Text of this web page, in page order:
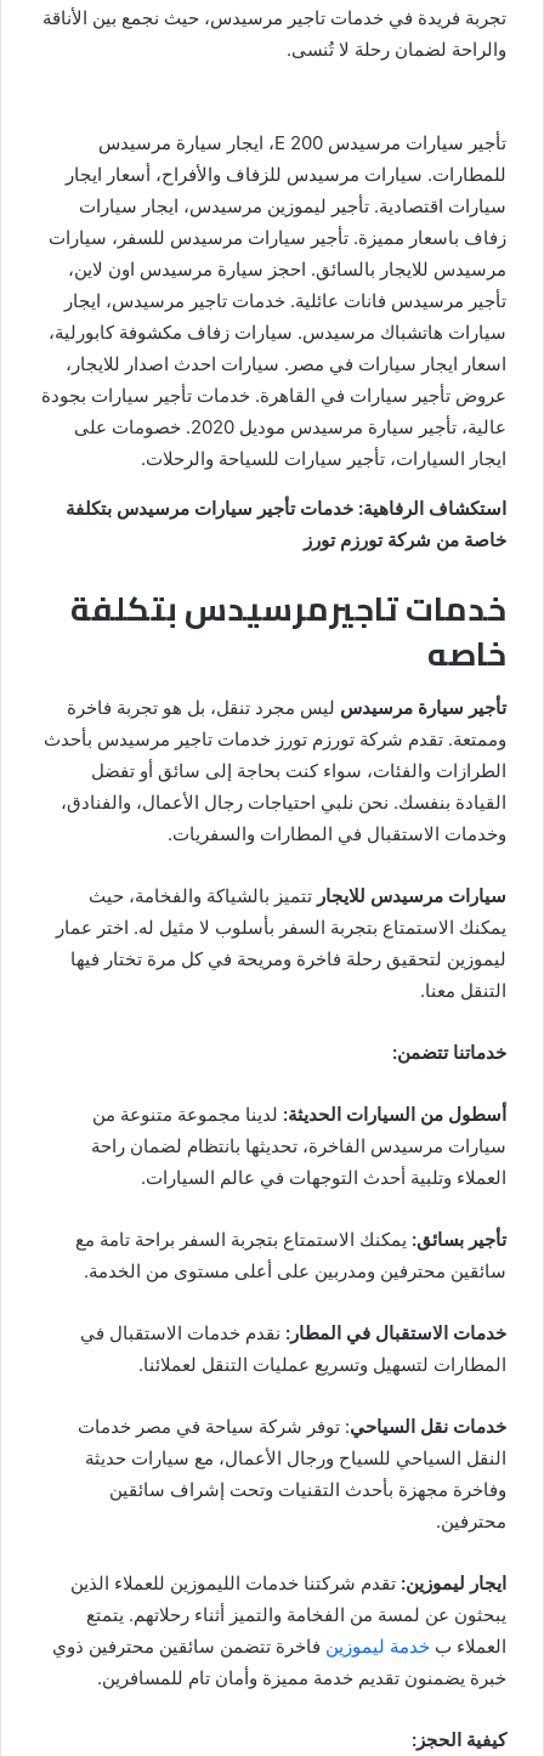
تجربة فريدة في خدمات تاجير مرسيدس، حيث نجمع بين الأناقة
والراحة لضمان رحلة لا تُنسى.
تأجير سيارات مرسيدس E 200، ايجار سيارة مرسيدس
للمطارات. سيارات مرسيدس للزفاف والأفراح، أسعار ايجار
سيارات اقتصادية. تأجير ليموزين مرسيدس، ايجار سيارات
زفاف باسعار مميزة. تأجير سيارات مرسيدس للسفر، سيارات
مرسيدس للايجار بالسائق. احجز سيارة مرسيدس اون لاين،
تأجير مرسيدس فانات عائلية. خدمات تاجير مرسيدس، ايجار
سيارات هاتشباك مرسيدس. سيارات زفاف مكشوفة كابورلية،
اسعار ايجار سيارات في مصر. سيارات احدث اصدار للايجار،
عروض تأجير سيارات في القاهرة. خدمات تأجير سيارات بجودة
عالية، تأجير سيارة مرسيدس موديل 2020. خصومات على
ايجار السيارات، تأجير سيارات للسياحة والرحلات.
استكشاف الرفاهية: خدمات تأجير سيارات مرسيدس بتكلفة
خاصة من شركة تورزم تورز
خدمات تاجيرمرسيدس بتكلفة
خاصه
تأجير سيارة مرسيدس ليس مجرد تنقل، بل هو تجربة فاخرة
وممتعة. تقدم شركة تورزم تورز خدمات تاجير مرسيدس بأحدث
الطرازات والفئات، سواء كنت بحاجة إلى سائق أو تفضل
القيادة بنفسك. نحن نلبي احتياجات رجال الأعمال، والفنادق،
وخدمات الاستقبال في المطارات والسفريات.
سيارات مرسيدس للايجار تتميز بالشياكة والفخامة، حيث
يمكنك الاستمتاع بتجربة السفر بأسلوب لا مثيل له. اختر عمار
ليموزين لتحقيق رحلة فاخرة ومريحة في كل مرة تختار فيها
التنقل معنا.
خدماتنا تتضمن:
أسطول من السيارات الحديثة: لدينا مجموعة متنوعة من
سيارات مرسيدس الفاخرة، تحديثها بانتظام لضمان راحة
العملاء وتلبية أحدث التوجهات في عالم السيارات.
تأجير بسائق: يمكنك الاستمتاع بتجربة السفر براحة تامة مع
سائقين محترفين ومدربين على أعلى مستوى من الخدمة.
خدمات الاستقبال في المطار: نقدم خدمات الاستقبال في
المطارات لتسهيل وتسريع عمليات التنقل لعملائنا.
خدمات نقل السياحي: توفر شركة سياحة في مصر خدمات
النقل السياحي للسياح ورجال الأعمال، مع سيارات حديثة
وفاخرة مجهزة بأحدث التقنيات وتحت إشراف سائقين
محترفين.
ايجار ليموزين: تقدم شركتنا خدمات الليموزين للعملاء الذين
يبحثون عن لمسة من الفخامة والتميز أثناء رحلاتهم. يتمتع
العملاء ب خدمة ليموزين فاخرة تتضمن سائقين محترفين ذوي
خبرة يضمنون تقديم خدمة مميزة وأمان تام للمسافرين.
كيفية الحجز: